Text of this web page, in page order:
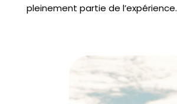
pleinement partie de l’expérience.